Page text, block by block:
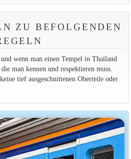
ZU BEFOLGENDEN
wenn man einen Tempel in Thailand
man kennen und respektieren muss.
tief ausgeschnittenen Oberteile oder